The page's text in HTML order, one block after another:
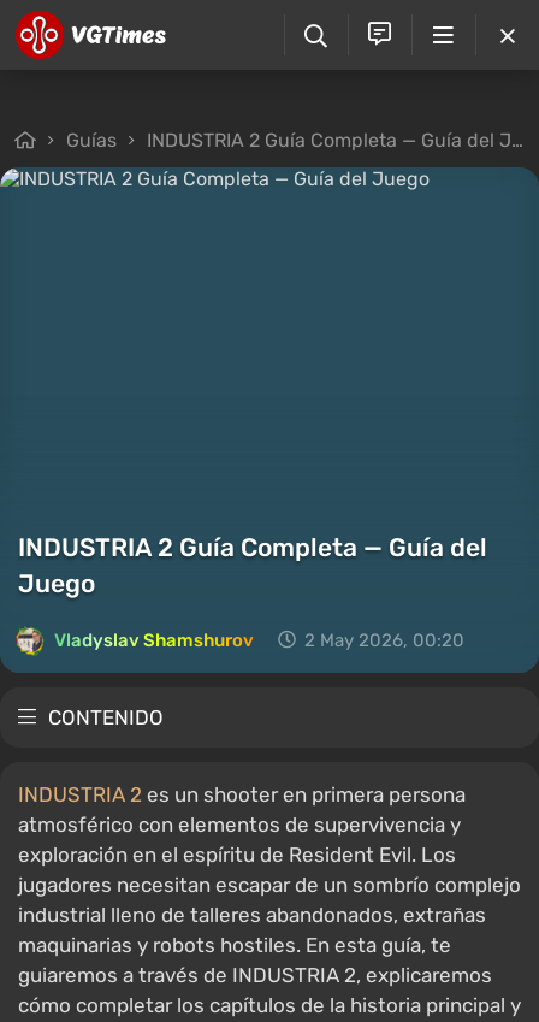
Guías INDUSTRIA 2 Guía Completa — Guía del Juego
INDUSTRIA 2 Guía Completa — Guía del
Juego
Vladyslav Shamshurov 2 May 2026, 00:20
CONTENIDO
INDUSTRIA 2 es un shooter en primera persona
atmosférico con elementos de supervivencia y
exploración en el espíritu de Resident Evil. Los
jugadores necesitan escapar de un sombrío complejo
industrial lleno de talleres abandonados, extrañas
maquinarias y robots hostiles. En esta guía, te
guiaremos a través de INDUSTRIA 2, explicaremos
cómo completar los capítulos de la historia principal y